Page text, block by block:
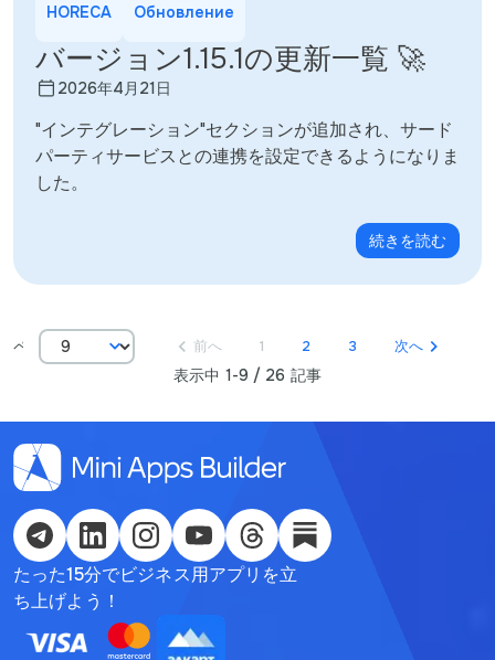
HORECA Обновление
バージョン1.15.1の更新一覧 🚀
2026年4月21日
"インテグレーション"セクションが追加され、サード
パーティサービスとの連携を設定できるようになりま
した。
続きを読む
表示中 1-9 / 26 記事
前へ 1 2 3 次へ
たった15分でビジネス用アプリを立
ち上げよう！
English
Русский
Қазақша
Español
Українська
한국어